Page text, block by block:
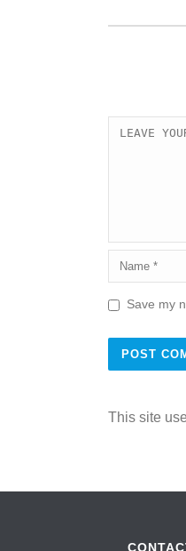
Save my
This site